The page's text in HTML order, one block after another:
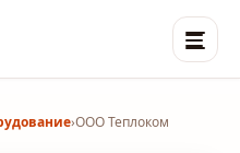
›ООО Теплоком